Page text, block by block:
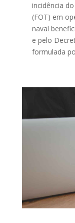
incidência
(FOT) em
naval
e pelo
formulada